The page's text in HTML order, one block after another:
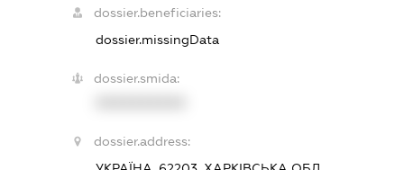
dossier.beneficiaries:
dossier.missingData
dossier.smida:
dossier.address: